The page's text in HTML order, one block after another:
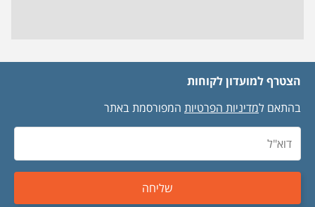
הצטרף למועדון לקוחות
בהתאם למדיניות הפרטיות המפורסמת באתר
שליחה